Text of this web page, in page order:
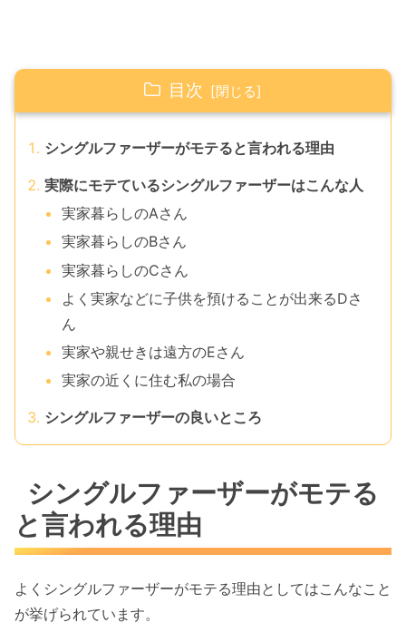
目次
シングルファーザーがモテると言われる理由
実際にモテているシングルファーザーはこんな人
実家暮らしのAさん
実家暮らしのBさん
実家暮らしのCさん
よく実家などに子供を預けることが出来るDさ
ん
実家や親せきは遠方のEさん
実家の近くに住む私の場合
シングルファーザーの良いところ
シングルファーザーがモテる
と言われる理由
よくシングルファーザーがモテる理由としてはこんなこと
が挙げられています。